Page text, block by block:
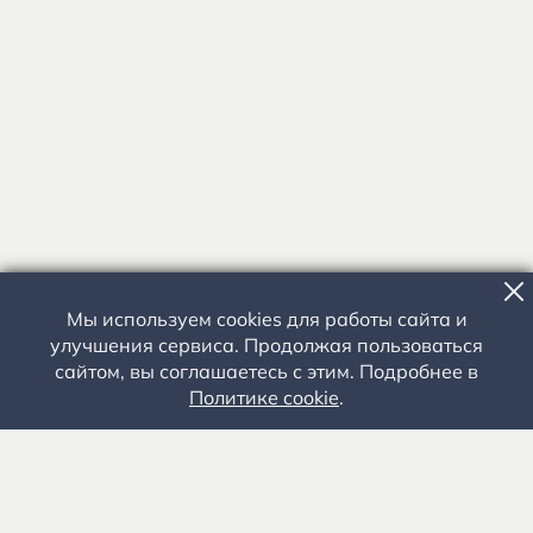
Мы используем cookies для работы сайта и
улучшения сервиса. Продолжая пользоваться
сайтом, вы соглашаетесь с этим. Подробнее в
Политике cookie.